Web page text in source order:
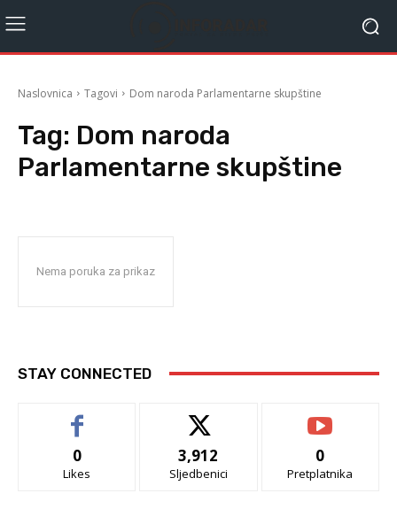
Naslovnica Tagovi Dom naroda Parlamentarne skupštine
Tag: Dom naroda
Parlamentarne skupštine
Nema poruka za prikaz
STAY CONNECTED
0
Likes
3,912
Sljedbenici
0
Pretplatnika